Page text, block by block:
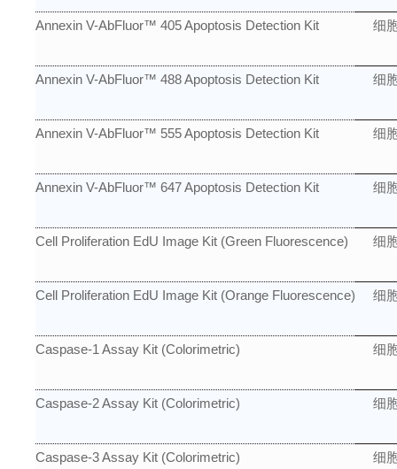
Annexin V-AbFluor™ 405 Apoptosis Detection Kit 细
Annexin V-AbFluor™ 488 Apoptosis Detection Kit 细
Annexin V-AbFluor™ 555 Apoptosis Detection Kit 细
Annexin V-AbFluor™ 647 Apoptosis Detection Kit 细
Cell Proliferation EdU Image Kit (Green Fluorescence) 细
Cell Proliferation EdU Image Kit (Orange Fluorescence) 细
Caspase-1 Assay Kit (Colorimetric) 细
Caspase-2 Assay Kit (Colorimetric) 细
Caspase-3 Assay Kit (Colorimetric) 细